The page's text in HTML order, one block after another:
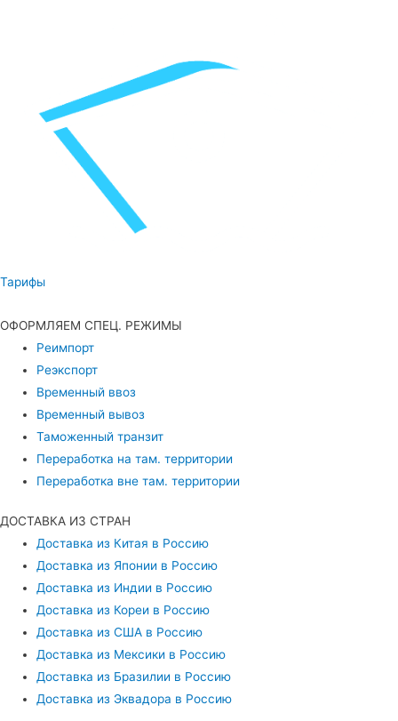
Тарифы
ОФОРМЛЯЕМ СПЕЦ. РЕЖИМЫ
Реимпорт
Реэкспорт
Временный ввоз
Временный вывоз
Таможенный транзит
Переработка на там. территории
Переработка вне там. территории
ДОСТАВКА ИЗ СТРАН
Доставка из Китая в Россию
Доставка из Японии в Россию
Доставка из Индии в Россию
Доставка из Кореи в Россию
Доставка из США в Россию
Доставка из Мексики в Россию
Доставка из Бразилии в Россию
Доставка из Эквадора в Россию